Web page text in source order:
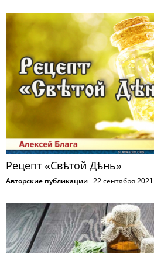
Рецепт «Свѣтой Дѣнь»
Авторские публикации 22 сентября 2021